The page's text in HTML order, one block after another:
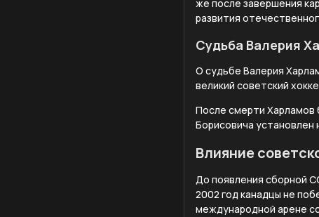
же после завершения
развития
Судьба Валерия
О судьбе Валерия
великий советский
После смерти Харламов
Борисовича установлен
Влияние
До появления сборной
2002 год канадцы не
международной арене